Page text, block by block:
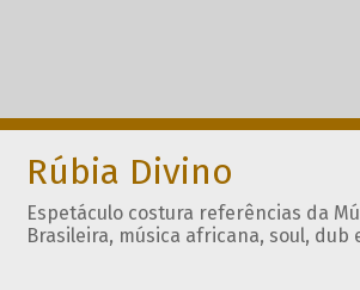
Rúbia Divino
Espetáculo costura referências da
Brasileira, música africana, soul, dub